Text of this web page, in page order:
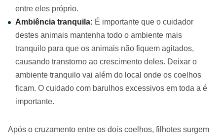
entre eles próprio.
Ambiência tranquila: É importante que o cuidador
destes animais mantenha todo o ambiente mais
tranquilo para que os animais não fiquem agitados,
causando transtorno ao crescimento deles. Deixar o
ambiente tranquilo vai além do local onde os coelhos
ficam. O cuidado com barulhos excessivos em toda a é
importante.
Após o cruzamento entre os dois coelhos, filhotes surgem